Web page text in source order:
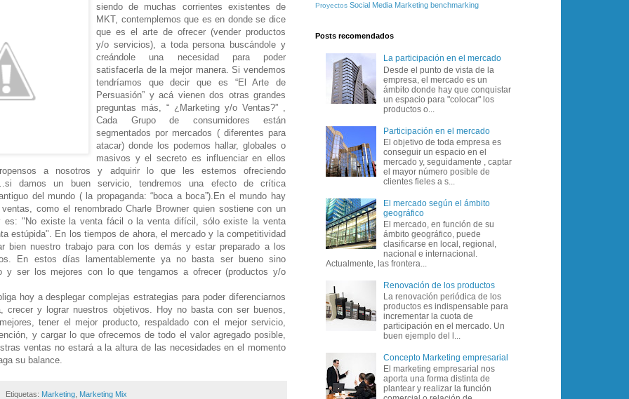
siendo de muchas corrientes existentes de
MKT, contemplemos que es en donde se dice
que es el arte de ofrecer (vender productos
y/o servicios), a toda persona buscándole y
creándole una necesidad para poder
satisfacerla de la mejor manera. Si vendemos
tendríamos que decir que es “El Arte de
Persuasión” y acá vienen dos otras grandes
preguntas más, “ ¿Marketing y/o Ventas?” ,
Cada Grupo de consumidores están
segmentados por mercados ( diferentes para
atacar) donde los podemos hallar, globales o
masivos y el secreto es influenciar en ellos
a nosotros y adquirir lo que les estemos ofreciendo
damos un buen servicio, tendremos una efecto de crítica
del mundo ( la propaganda: “boca a boca”).En el mundo hay
como el renombrado Charle Browner quien sostiene con un
es: "No existe la venta fácil o la venta difícil, sólo existe la venta
estúpida". En los tiempos de ahora, el mercado y la competitividad
bien nuestro trabajo para con los demás y estar preparado a los
En estos días lamentablemente ya no basta ser bueno sino
y ser los mejores con lo que tengamos a ofrecer (productos y/o
hoy a desplegar complejas estrategias para poder diferenciarnos
crecer y lograr nuestros objetivos. Hoy no basta con ser buenos,
tener el mejor producto, respaldado con el mejor servicio,
y cargar lo que ofrecemos de todo el valor agregado posible,
ventas no estará a la altura de las necesidades en el momento
su balance.
Etiquetas: Marketing, Marketing Mix
Proyectos Social Media Marketing benchmarking
Posts recomendados
La participación en el mercado
Desde el punto de vista de la
empresa, el mercado es un
ámbito donde hay que conquistar
un espacio para "colocar" los
productos o...
Participación en el mercado
El objetivo de toda empresa es
conseguir un espacio en el
mercado y, seguidamente , captar
el mayor número posible de
clientes fieles a s...
El mercado según el ámbito
geográfico
El mercado, en función de su
ámbito geográfico, puede
clasificarse en local, regional,
nacional e internacional.
Actualmente, las frontera...
Renovación de los productos
La renovación periódica de los
productos es indispensable para
incrementar la cuota de
participación en el mercado. Un
buen ejemplo del l...
Concepto Marketing empresarial
El marketing empresarial nos
aporta una forma distinta de
plantear y realizar la función